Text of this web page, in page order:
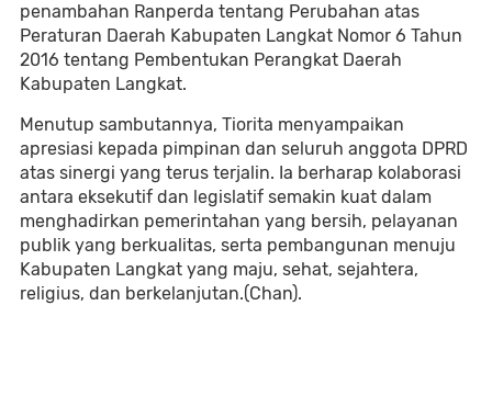
penambahan Ranperda tentang Perubahan atas
Peraturan Daerah Kabupaten Langkat Nomor 6 Tahun
2016 tentang Pembentukan Perangkat Daerah
Kabupaten Langkat.
Menutup sambutannya, Tiorita menyampaikan
apresiasi kepada pimpinan dan seluruh anggota DPRD
atas sinergi yang terus terjalin. Ia berharap kolaborasi
antara eksekutif dan legislatif semakin kuat dalam
menghadirkan pemerintahan yang bersih, pelayanan
publik yang berkualitas, serta pembangunan menuju
Kabupaten Langkat yang maju, sehat, sejahtera,
religius, dan berkelanjutan.(Chan).